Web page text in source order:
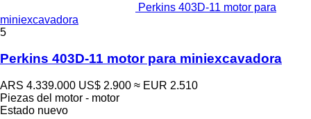
Perkins 403D-11 motor para
miniexcavadora
5
Perkins 403D-11 motor para miniexcavadora
ARS 4.339.000 US$ 2.900 ≈ EUR 2.510
Piezas del motor - motor
Estado nuevo